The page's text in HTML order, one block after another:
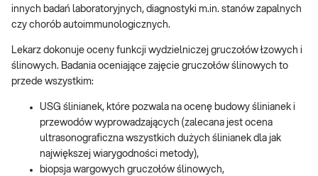
innych badań laboratoryjnych, diagnostyki m.in. stanów zapalnych
czy chorób autoimmunologicznych.
Lekarz dokonuje oceny funkcji wydzielniczej gruczołów łzowych i
ślinowych. Badania oceniające zajęcie gruczołów ślinowych to
przede wszystkim:
USG ślinianek, które pozwala na ocenę budowy ślinianek i
przewodów wyprowadzających (zalecana jest ocena
ultrasonograficzna wszystkich dużych ślinianek dla jak
największej wiarygodności metody),
biopsja wargowych gruczołów ślinowych,